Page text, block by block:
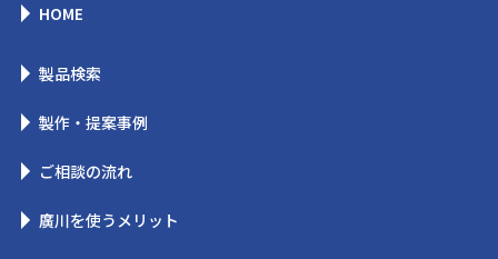
HOME
製品検索
製作・提案事例
ご相談の流れ
廣川を使うメリット